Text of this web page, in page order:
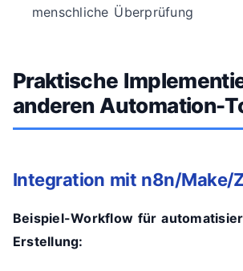
menschliche Überprüfung
Praktische
anderen Automation-
Integration mit n8n/Make/
Beispiel-Workflow für
Erstellung: